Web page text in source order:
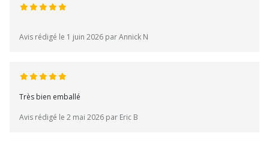
Avis rédigé le 1 juin 2026 par Annick N
Très bien emballé
Avis rédigé le 2 mai 2026 par Eric B